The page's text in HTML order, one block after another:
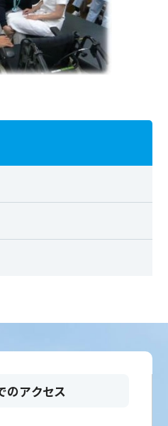
のアクセス